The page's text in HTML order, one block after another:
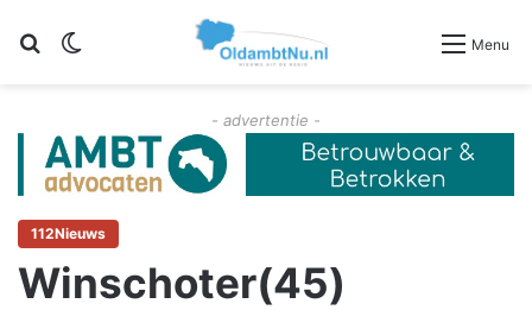
Zoeken Menu
- advertentie -
112Nieuws
Winschoter(45)